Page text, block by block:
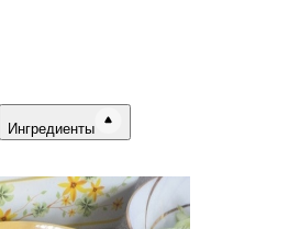
Ингредиенты